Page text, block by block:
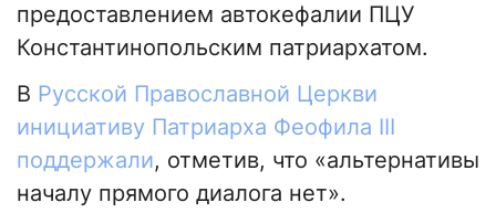
предоставлением автокефалии ПЦУ
Константинопольским патриархатом.
В Русской Православной Церкви
инициативу Патриарха Феофила III
поддержали, отметив, что «альтернативы
началу прямого диалога нет».